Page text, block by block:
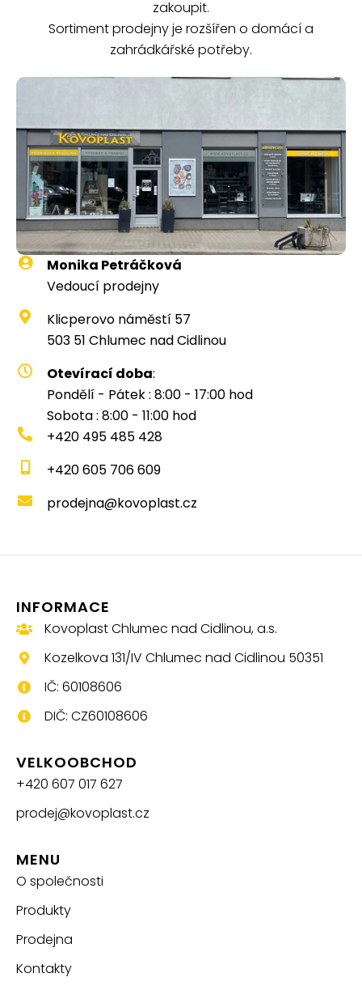
zakoupit.
Sortiment prodejny je rozšířen o domácí a
zahrádkářské potřeby.
Monika Petráčková
Vedoucí prodejny
Klicperovo náměstí 57
503 51 Chlumec nad Cidlinou
Otevírací doba:
Pondělí - Pátek : 8:00 - 17:00 hod
Sobota : 8:00 - 11:00 hod
+420 495 485 428
+420 605 706 609
prodejna@kovoplast.cz
INFORMACE
Kovoplast Chlumec nad Cidlinou, a.s.
Kozelkova 131/IV Chlumec nad Cidlinou 50351
IČ: 60108606
DIČ: CZ60108606
VELKOOBCHOD
+420 607 017 627
prodej@kovoplast.cz
MENU
O společnosti
Produkty
Prodejna
Kontakty